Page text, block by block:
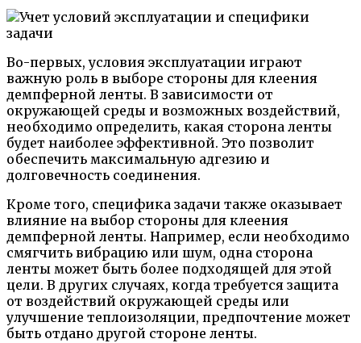
Во-первых, условия эксплуатации играют
важную роль в выборе стороны для клеения
демпферной ленты. В зависимости от
окружающей среды и возможных воздействий,
необходимо определить, какая сторона ленты
будет наиболее эффективной. Это позволит
обеспечить максимальную адгезию и
долговечность соединения.
Кроме того, специфика задачи также оказывает
влияние на выбор стороны для клеения
демпферной ленты. Например, если необходимо
смягчить вибрацию или шум, одна сторона
ленты может быть более подходящей для этой
цели. В других случаях, когда требуется защита
от воздействий окружающей среды или
улучшение теплоизоляции, предпочтение может
быть отдано другой стороне ленты.